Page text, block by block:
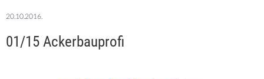
20.10.2016.
01/15 Ackerbauprofi